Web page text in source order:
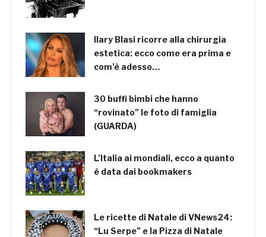
Ilary Blasi ricorre alla chirurgia
estetica: ecco come era prima e
com’è adesso…
30 buffi bimbi che hanno
“rovinato” le foto di famiglia
(GUARDA)
L’Italia ai mondiali, ecco a quanto
è data dai bookmakers
Le ricette di Natale di VNews24:
“Lu Serpe” e la Pizza di Natale